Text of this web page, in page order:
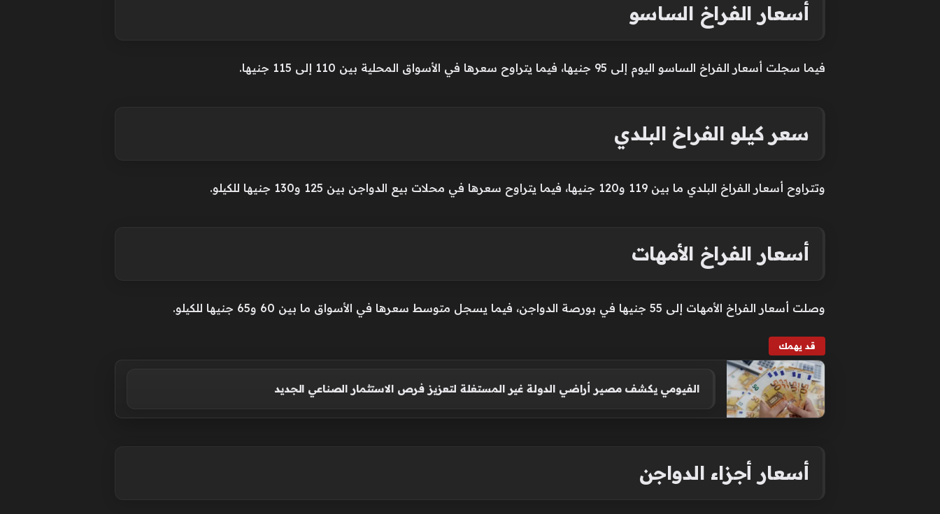
أسعار الفراخ الساسو
فيما سجلت أسعار الفراخ الساسو اليوم إلى 95 جنيها، فيما يتراوح سعرها في الأسواق المحلية بين 110 إلى 115 جنيها.
سعر كيلو الفراخ البلدي
وتتراوح أسعار الفراخ البلدي ما بين 119 و120 جنيها، فيما يتراوح سعرها في محلات بيع الدواجن بين 125 و130 جنيها للكيلو.
أسعار الفراخ الأمهات
وصلت أسعار الفراخ الأمهات إلى 55 جنيها في بورصة الدواجن، فيما يسجل متوسط سعرها في الأسواق ما بين 60 و65 جنيها للكيلو.
قد يهمك
الفيومي يكشف مصير أراضي الدولة غير المستغلة لتعزيز فرص الاستثمار الصناعي الجديد
أسعار أجزاء الدواجن